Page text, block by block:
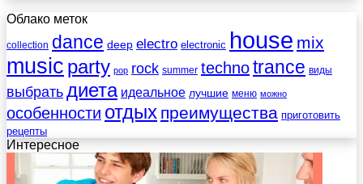
Облако меток
collection dance deep electro electronic house mix
music party pop rock summer technotrance виды
выбратьдиета идеальное лучшие меню можно
особенности отдых преимущества приготовить
рецепты
Интересное